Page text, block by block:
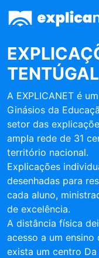
TENTÚGAL
A EXPLICANET é
Ginásios da
setor das
ampla rede de 31
território nacional.
Explicações
desenhadas para
cada aluno,
de excelência.
A distância física
acesso a um ensino
exista um centro